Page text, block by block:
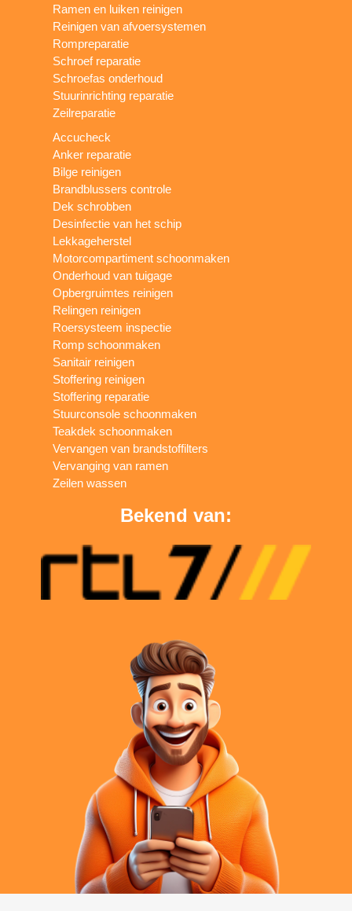
Ramen en luiken reinigen
Reinigen van afvoersystemen
Rompreparatie
Schroef reparatie
Schroefas onderhoud
Stuurinrichting reparatie
Zeilreparatie
Accucheck
Anker reparatie
Bilge reinigen
Brandblussers controle
Dek schrobben
Desinfectie van het schip
Lekkageherstel
Motorcompartiment schoonmaken
Onderhoud van tuigage
Opbergruimtes reinigen
Relingen reinigen
Roersysteem inspectie
Romp schoonmaken
Sanitair reinigen
Stoffering reinigen
Stoffering reparatie
Stuurconsole schoonmaken
Teakdek schoonmaken
Vervangen van brandstoffilters
Vervanging van ramen
Zeilen wassen
Bekend van: